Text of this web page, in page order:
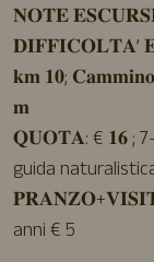
𝐍𝐎𝐓𝐄
𝐃𝐈𝐅𝐅𝐈𝐂𝐎𝐋𝐓𝐀’
𝐤𝐦 𝟏𝟎; 𝐂𝐚𝐦𝐦𝐢𝐧𝐨
𝐦
𝐐𝐔𝐎𝐓𝐀: € 𝟏𝟔 ; 7-
guida
anni € 5